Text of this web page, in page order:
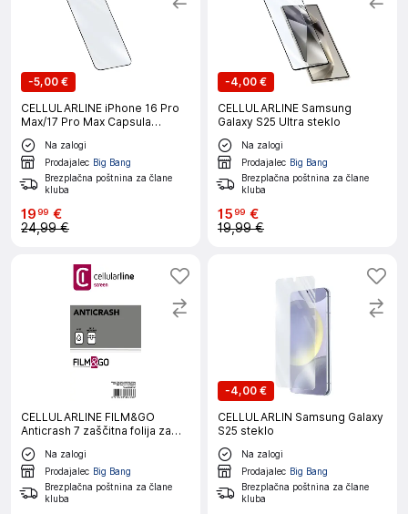
-5,00 €
CELLULARLINE iPhone 16 Pro
Max/17 Pro Max Capsula
zaščitno steklo
Na zalogi
Prodajalec Big Bang
Brezplačna poštnina za člane
kluba
1999 €
24,99 €
-4,00 €
CELLULARLINE Samsung
Galaxy S25 Ultra steklo
Na zalogi
Prodajalec Big Bang
Brezplačna poštnina za člane
kluba
1599 €
19,99 €
CELLULARLINE FILM&GO
Anticrash 7 zaščitna folija za
pametni telefon
Na zalogi
Prodajalec Big Bang
Brezplačna poštnina za člane
kluba
-4,00 €
CELLULARLIN Samsung Galaxy
S25 steklo
Na zalogi
Prodajalec Big Bang
Brezplačna poštnina za člane
kluba